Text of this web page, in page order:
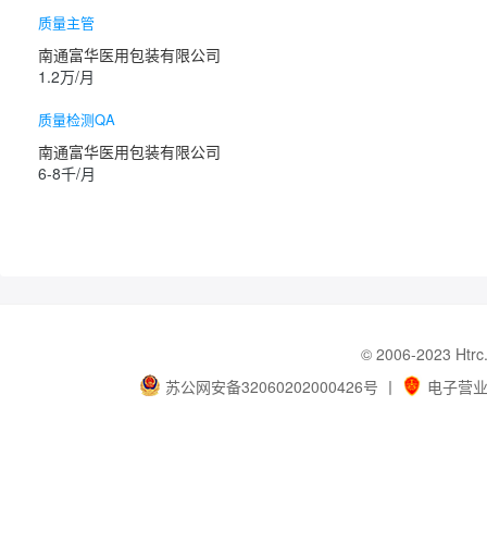
质量主管
南通富华医用包装有限公司
1.2万/月
质量检测QA
南通富华医用包装有限公司
6-8千/月
© 2006-2023
苏公网安备32060202000426号 丨 电子营